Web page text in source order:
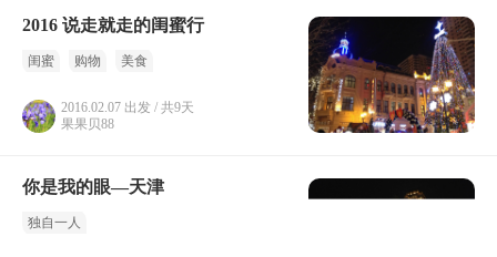
2016 说走就走的闺蜜行
闺蜜 购物 美食
2016.02.07 出发 / 共9天
果果贝88
你是我的眼—天津
独自一人